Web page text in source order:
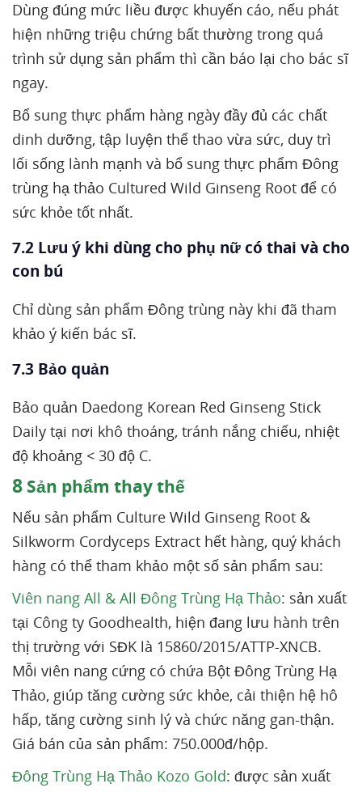
Dùng đúng mức liều được khuyến cáo, nếu phát
hiện những triệu chứng bất thường trong quá
trình sử dụng sản phẩm thì cần báo lại cho bác sĩ
ngay.
Bổ sung thực phẩm hàng ngày đầy đủ các chất
dinh dưỡng, tập luyện thể thao vừa sức, duy trì
lối sống lành mạnh và bổ sung thực phẩm Đông
trùng hạ thảo Cultured Wild Ginseng Root để có
sức khỏe tốt nhất.
7.2 Lưu ý khi dùng cho phụ nữ có thai và cho
con bú
Chỉ dùng sản phẩm Đông trùng này khi đã tham
khảo ý kiến bác sĩ.
7.3 Bảo quản
Bảo quản Daedong Korean Red Ginseng Stick
Daily tại nơi khô thoáng, tránh nắng chiếu, nhiệt
độ khoảng < 30 độ C.
8 Sản phẩm thay thế
Nếu sản phẩm Culture Wild Ginseng Root &
Silkworm Cordyceps Extract hết hàng, quý khách
hàng có thể tham khảo một số sản phẩm sau:
Viên nang All & All Đông Trùng Hạ Thảo: sản xuất
tại Công ty Goodhealth, hiện đang lưu hành trên
thị trường với SĐK là 15860/2015/ATTP-XNCB.
Mỗi viên nang cứng có chứa Bột Đông Trùng Hạ
Thảo, giúp tăng cường sức khỏe, cải thiện hệ hô
hấp, tăng cường sinh lý và chức năng gan-thận.
Giá bán của sản phẩm: 750.000đ/hộp.
Đông Trùng Hạ Thảo Kozo Gold: được sản xuất